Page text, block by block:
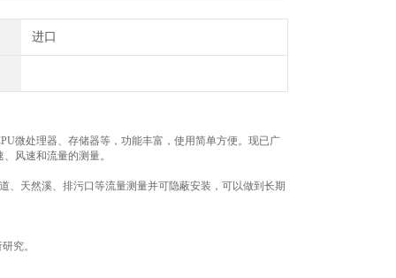
进口
微处理器、存储器等，功能丰富，使用简单方便。现已广
风速和流量的测量。
天然溪、排污口等流量测量并可隐蔽安装，可以做到长期
究。